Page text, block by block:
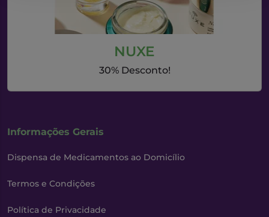
NUXE
30% Desconto!
Informações Gerais
Dispensa de Medicamentos ao Domicílio
Termos e Condições
Política de Privacidade